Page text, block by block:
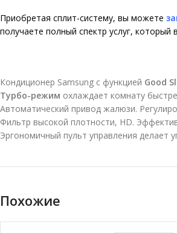
Приобретая сплит-систему, вы можете
получаете полный спектр услуг,
Кондиционер Samsung с функцией Good
Турбо-режим охлаждает комнату
Автоматический привод жалюзи.
Фильтр высокой плотности, HD.
Эргономичный пульт управления делает
Похожие